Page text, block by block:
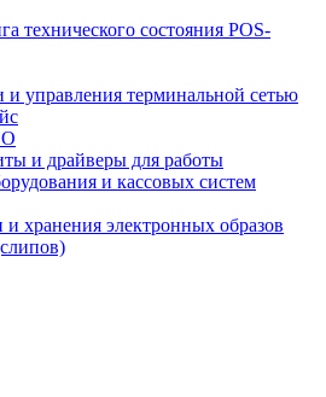
технического состояния POS-
и управления терминальной сетью
и драйверы для работы
и кассовых систем
и хранения электронных образов